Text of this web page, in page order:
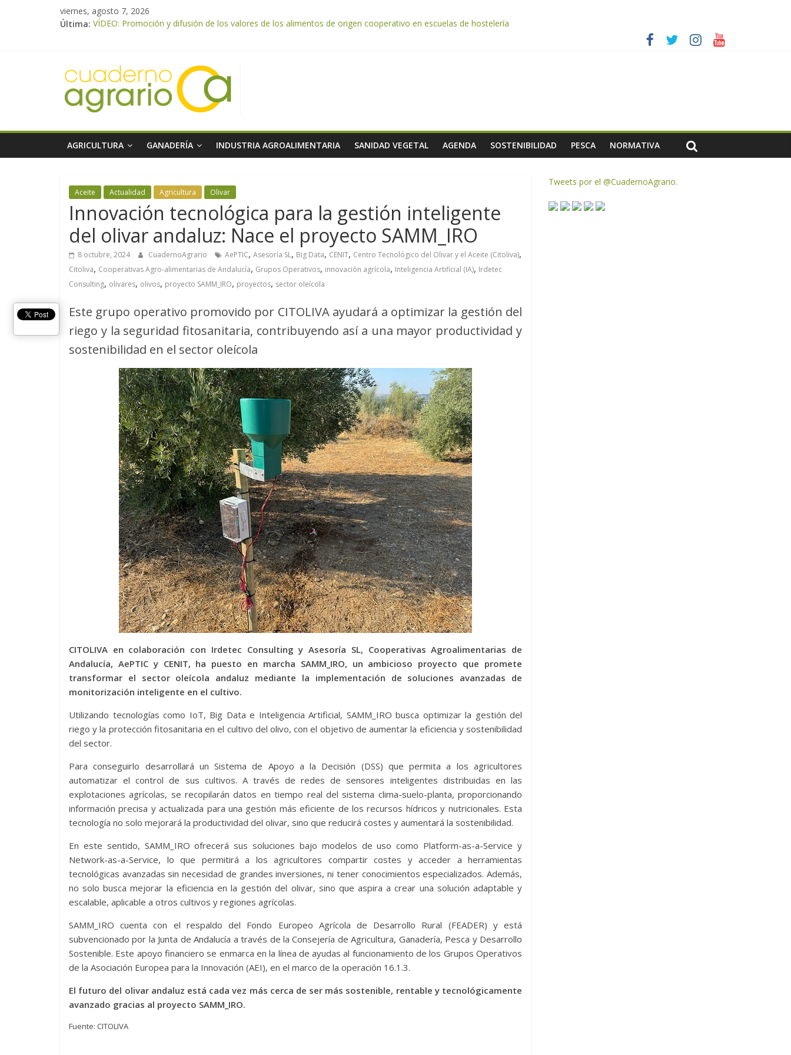
viernes, agosto 7, 2026
Última: VÍDEO: Promoción y difusión de los valores de los alimentos de origen cooperativo en escuelas de hostelería
El Ministerio de Agricultura, Pesca y Alimentación impulsa un nuevo protocolo de certificación del ibérico para reforzar la seguridad y la transparencia del sector
ASAJA Almería: las primeras recolecciones de almendra confirman una cosecha desigual marcada por las inclemencias meteorológicas y la incertidumbre en los precios
El Ministerio de Agricultura, Pesca y Alimentación autoriza el pago de 85 millones adicionales de ayudas de la PAC de remanentes disponibles
AGRICULTURA GANADERÍA INDUSTRIA AGROALIMENTARIA SANIDAD VEGETAL AGENDA SOSTENIBILIDAD PESCA NORMATIVA
Aceite Actualidad Agricultura Olivar
Innovación tecnológica para la gestión inteligente
del olivar andaluz: Nace el proyecto SAMM_IRO
8 octubre, 2024 CuadernoAgrario AePTIC, Asesoría SL, Big Data, CENIT, Centro Tecnológico del Olivar y el Aceite (Citoliva),
Citoliva, Cooperativas Agro-alimentarias de Andalucía, Grupos Operativos, innovación agrícola, Inteligencia Artificial (IA), Irdetec
Consulting, olivares, olivos, proyecto SAMM_IRO, proyectos, sector oleícola
Este grupo operativo promovido por CITOLIVA ayudará a optimizar la gestión del
riego y la seguridad fitosanitaria, contribuyendo así a una mayor productividad y
sostenibilidad en el sector oleícola
CITOLIVA en colaboración con Irdetec Consulting y Asesoría SL, Cooperativas Agroalimentarias de
Andalucía, AePTIC y CENIT, ha puesto en marcha SAMM_IRO, un ambicioso proyecto que promete
transformar el sector oleícola andaluz mediante la implementación de soluciones avanzadas de
monitorización inteligente en el cultivo.
Utilizando tecnologías como IoT, Big Data e Inteligencia Artificial, SAMM_IRO busca optimizar la gestión del
riego y la protección fitosanitaria en el cultivo del olivo, con el objetivo de aumentar la eficiencia y sostenibilidad
del sector.
Para conseguirlo desarrollará un Sistema de Apoyo a la Decisión (DSS) que permita a los agricultores
automatizar el control de sus cultivos. A través de redes de sensores inteligentes distribuidas en las
explotaciones agrícolas, se recopilarán datos en tiempo real del sistema clima-suelo-planta, proporcionando
información precisa y actualizada para una gestión más eficiente de los recursos hídricos y nutricionales. Esta
tecnología no solo mejorará la productividad del olivar, sino que reducirá costes y aumentará la sostenibilidad.
En este sentido, SAMM_IRO ofrecerá sus soluciones bajo modelos de uso como Platform-as-a-Service y
Network-as-a-Service, lo que permitirá a los agricultores compartir costes y acceder a herramientas
tecnológicas avanzadas sin necesidad de grandes inversiones, ni tener conocimientos especializados. Además,
no solo busca mejorar la eficiencia en la gestión del olivar, sino que aspira a crear una solución adaptable y
escalable, aplicable a otros cultivos y regiones agrícolas.
SAMM_IRO cuenta con el respaldo del Fondo Europeo Agrícola de Desarrollo Rural (FEADER) y está
subvencionado por la Junta de Andalucía a través de la Consejería de Agricultura, Ganadería, Pesca y Desarrollo
Sostenible. Este apoyo financiero se enmarca en la línea de ayudas al funcionamiento de los Grupos Operativos
de la Asociación Europea para la Innovación (AEI), en el marco de la operación 16.1.3.
El futuro del olivar andaluz está cada vez más cerca de ser más sostenible, rentable y tecnológicamente
avanzado gracias al proyecto SAMM_IRO.
Fuente: CITOLIVA
Tweets por el @CuadernoAgrario.